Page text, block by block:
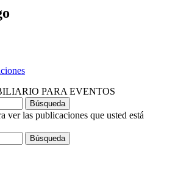
PARA EVENTOS
Búsqueda
ver las publicaciones que usted está
Búsqueda